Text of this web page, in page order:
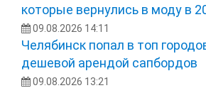
которые вернулись в моду в
09.08.2026 14:11
Челябинск попал в топ
дешевой арендой сапбордов
09.08.2026 13:21